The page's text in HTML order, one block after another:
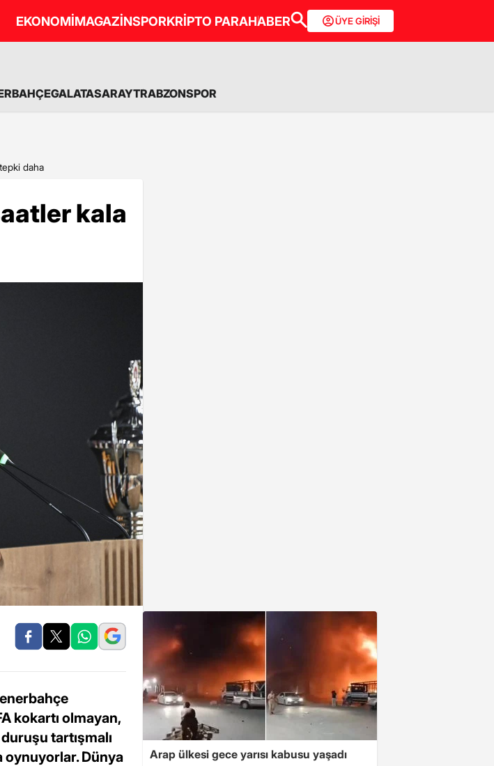
EKONOMİMAGAZİNSPORKRİPTO PARAHABER ÜYE GİRİŞİ
GALATASARAYTRABZONSPOR
daha
kala
kokartı olmayan,
tartışmalı
oynuyorlar. Dünya
Arap ülkesi gece yarısı kabusu yaşadı